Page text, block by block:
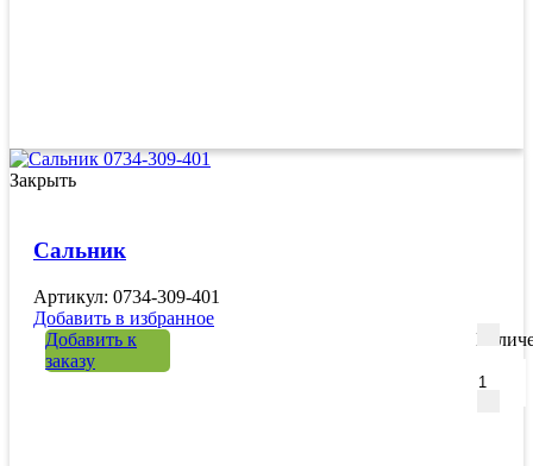
Закрыть
Сальник
Артикул: 0734-309-401
Добавить в избранное
Добавить к
заказу